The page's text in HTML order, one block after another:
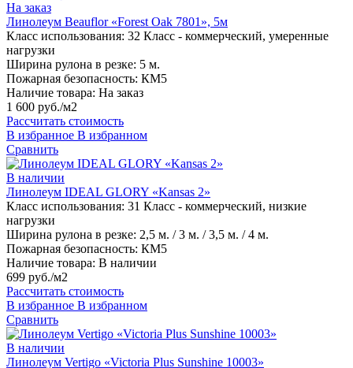
На заказ
Линолеум Beauflor «Forest Oak 7801», 5м
Класс использования: 32 Класс - коммерческий, умеренные
нагрузки
Ширина рулона в резке: 5 м.
Пожарная безопасность: КМ5
Наличие товара: На заказ
1 600 руб./м2
Рассчитать стоимость
В избранное В избранном
Сравнить
В наличии
Линолеум IDEAL GLORY «Kansas 2»
Класс использования: 31 Класс - коммерческий, низкие
нагрузки
Ширина рулона в резке: 2,5 м. / 3 м. / 3,5 м. / 4 м.
Пожарная безопасность: КМ5
Наличие товара: В наличии
699 руб./м2
Рассчитать стоимость
В избранное В избранном
Сравнить
В наличии
Линолеум Vertigo «Victoria Plus Sunshine 10003»